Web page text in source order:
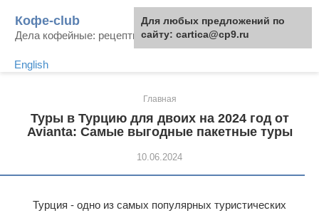
контенту
Кофе-club
Дела кофейные: рецепты и приготовление
English
Главная
Туры в Турцию для двоих на 2024 год от
Avianta: Самые выгодные пакетные туры
10.06.2024
Турция - одно из самых популярных туристических
Для любых предложений по
сайту: cartica@cp9.ru